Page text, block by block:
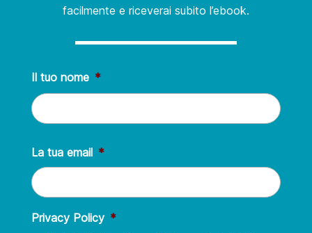
facilmente e riceverai subito l’ebook.
Il tuo nome *
Nome
La tua email *
Privacy Policy *